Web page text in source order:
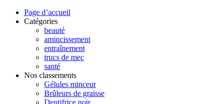
Page d’accueil
Catégories
beauté
amincissement
entraînement
trucs de mec
santé
Nos classements
Gélules minceur
Brûleurs de graisse
Dentifrice noir